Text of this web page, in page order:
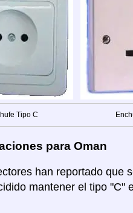
Tipo C
para Oman
han reportado que
mantener el tipo "C"